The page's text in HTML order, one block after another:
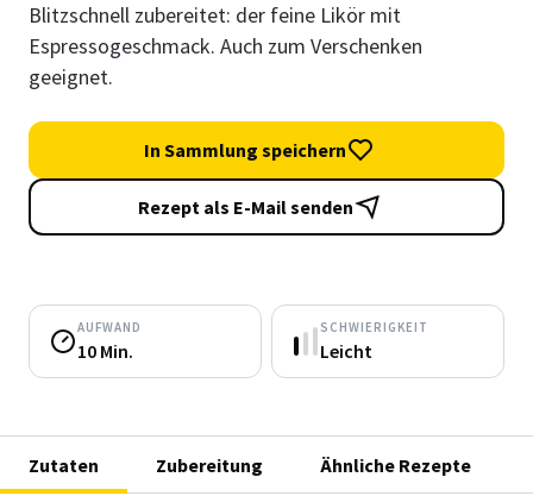
Blitzschnell zubereitet: der feine Likör mit
Espressogeschmack. Auch zum Verschenken
geeignet.
In Sammlung speichern
Rezept als E-Mail senden
AUFWAND
10 Min.
SCHWIERIGKEIT
Leicht
Zutaten Zubereitung Ähnliche Rezepte